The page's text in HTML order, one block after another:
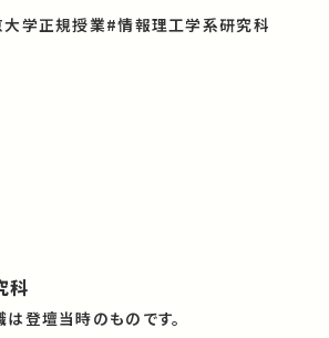
学正規授業#情報理工学系研究科
科
登壇当時のものです。